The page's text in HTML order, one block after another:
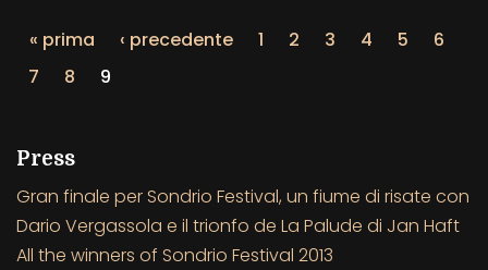
« prima ‹ precedente 1 2 3 4 5
6
7
8 9
Press
Gran finale per Sondrio Festival, un fiume di risate con
Dario Vergassola e il trionfo de La Palude di Jan Haft
All the winners of Sondrio Festival 2013